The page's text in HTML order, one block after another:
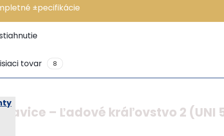
±pecifikácie
tovar 8
– Ľadové kráľovstvo 2 (UNI